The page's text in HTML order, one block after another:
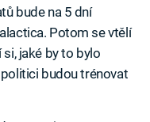
bude na 5 dní
Potom se vtělí
jaké by to bylo
budou trénovat